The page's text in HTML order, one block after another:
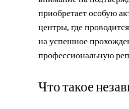
приобретает особую
центры, где проводится
на успешное
профессиональную
Что такое